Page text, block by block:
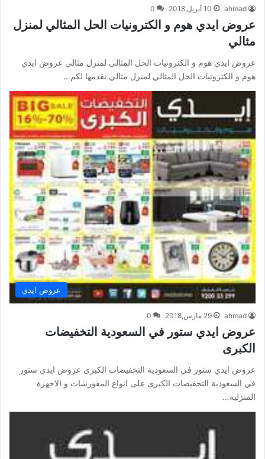
ahmad 10 أبريل,2018 0
عروض ايدي هوم و الكترونيات الحل المثالي لمنزل
مثالي
عروض ايدي هوم و الكترونيات الحل المثالي لمنزل مثالي عروض ايدي
هوم و الكترونيات الحل المثالي لمنزل مثالي نقدمها لكم…
عروض ايدي
ahmad 29 مارس,2018 0
عروض ايدي ستور في السعودية التخفيضات
الكبرى
عروض ايدي ستور في السعودية التخفيضات الكبرى عروض ايدي ستور
في السعودية التخفيضات الكبرى على انواع المفورشات و الاجهزة
المنزلية…